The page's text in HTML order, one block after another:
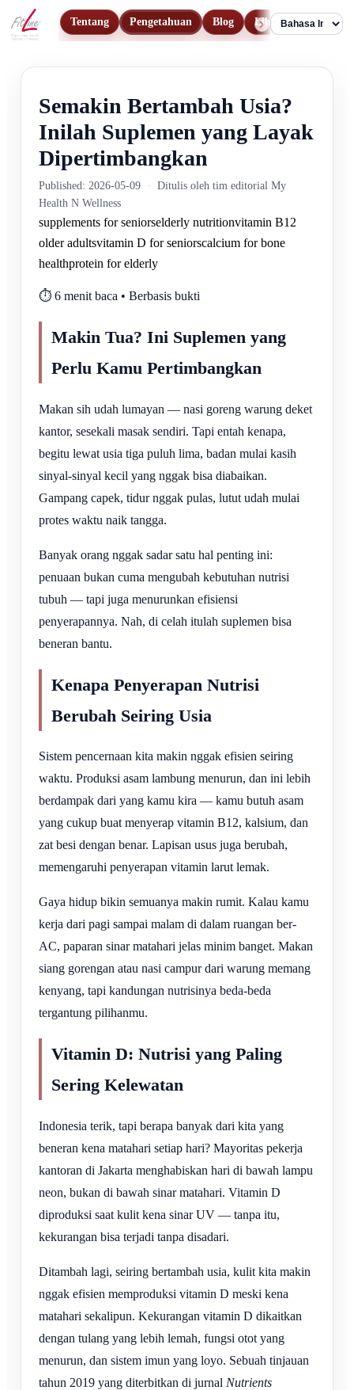
Tentang Pengetahuan Blog Lihat Produk
Language
Semakin Bertambah Usia?
Inilah Suplemen yang Layak
Dipertimbangkan
Published: 2026-05-09 ·
Ditulis oleh tim editorial My
Health N Wellness
supplements for seniorselderly nutritionvitamin B12
older adultsvitamin D for seniorscalcium for bone
healthprotein for elderly
⏱️ 6 menit baca • Berbasis bukti
Makin Tua? Ini Suplemen yang
Perlu Kamu Pertimbangkan
Makan sih udah lumayan — nasi goreng warung deket
kantor, sesekali masak sendiri. Tapi entah kenapa,
begitu lewat usia tiga puluh lima, badan mulai kasih
sinyal-sinyal kecil yang nggak bisa diabaikan.
Gampang capek, tidur nggak pulas, lutut udah mulai
protes waktu naik tangga.
Banyak orang nggak sadar satu hal penting ini:
penuaan bukan cuma mengubah kebutuhan nutrisi
tubuh — tapi juga menurunkan efisiensi
penyerapannya. Nah, di celah itulah suplemen bisa
beneran bantu.
Kenapa Penyerapan Nutrisi
Berubah Seiring Usia
Sistem pencernaan kita makin nggak efisien seiring
waktu. Produksi asam lambung menurun, dan ini lebih
berdampak dari yang kamu kira — kamu butuh asam
yang cukup buat menyerap vitamin B12, kalsium, dan
zat besi dengan benar. Lapisan usus juga berubah,
memengaruhi penyerapan vitamin larut lemak.
Gaya hidup bikin semuanya makin rumit. Kalau kamu
kerja dari pagi sampai malam di dalam ruangan ber-
AC, paparan sinar matahari jelas minim banget. Makan
siang gorengan atau nasi campur dari warung memang
kenyang, tapi kandungan nutrisinya beda-beda
tergantung pilihanmu.
Vitamin D: Nutrisi yang Paling
Sering Kelewatan
Indonesia terik, tapi berapa banyak dari kita yang
beneran kena matahari setiap hari? Mayoritas pekerja
kantoran di Jakarta menghabiskan hari di bawah lampu
neon, bukan di bawah sinar matahari. Vitamin D
diproduksi saat kulit kena sinar UV — tanpa itu,
kekurangan bisa terjadi tanpa disadari.
Ditambah lagi, seiring bertambah usia, kulit kita makin
nggak efisien memproduksi vitamin D meski kena
matahari sekalipun. Kekurangan vitamin D dikaitkan
dengan tulang yang lebih lemah, fungsi otot yang
menurun, dan sistem imun yang loyo. Sebuah tinjauan
tahun 2019 yang diterbitkan di jurnal Nutrients